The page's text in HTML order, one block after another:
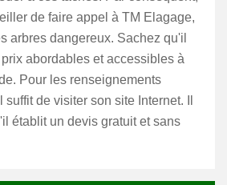
de faire appel à TM Elagage,
arbres dangereux. Sachez qu'il
abordables et accessibles à
Pour les renseignements
de visiter son site Internet. Il
établit un devis gratuit et sans